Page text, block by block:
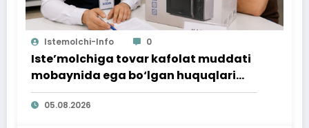
Istemolchi-Info 0
Iste’molchiga tovar kafolat muddati
mobaynida ega bo‘lgan huquqlari
ta’minlab berildi
05.08.2026